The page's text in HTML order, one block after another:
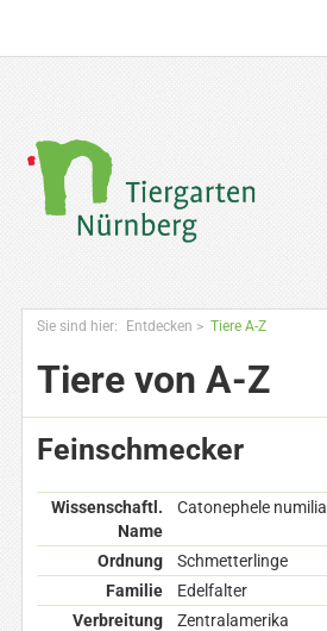
Entdecken
Zoowissen & Co
Angebote
Sie sind hier: Entdecken > Tiere A-Z
Tiere von A-Z
Feinschmecker
Wissenschaftl.
Name
Catonephele numilia
Ordnung
Schmetterlinge
Familie
Edelfalter
Verbreitung
Zentralamerika